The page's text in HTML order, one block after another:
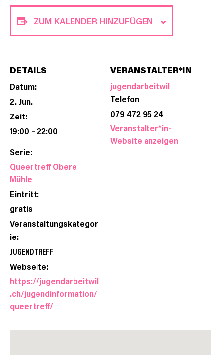
ZUM KALENDER HINZUFÜGEN
DETAILS
Datum:
2. Jun.
Zeit:
19:00 – 22:00
Serie:
Queertreff Obere
Mühle
Eintritt:
gratis
Veranstaltungskategor
ie:
JUGENDTREFF
Webseite:
https://jugendarbeitwil
.ch/jugendinformation/
queertreff/
VERANSTALTER*IN
jugendarbeitwil
Telefon
079 472 95 24
Veranstalter*in-
Website anzeigen